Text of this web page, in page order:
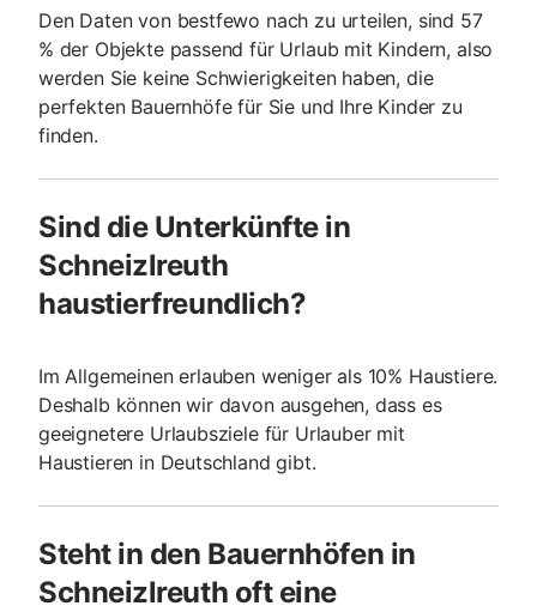
Den Daten von bestfewo nach zu urteilen, sind 57
% der Objekte passend für Urlaub mit Kindern, also
werden Sie keine Schwierigkeiten haben, die
perfekten Bauernhöfe für Sie und Ihre Kinder zu
finden.
Sind die Unterkünfte in
Schneizlreuth
haustierfreundlich?
Im Allgemeinen erlauben weniger als 10% Haustiere.
Deshalb können wir davon ausgehen, dass es
geeignetere Urlaubsziele für Urlauber mit
Haustieren in Deutschland gibt.
Steht in den Bauernhöfen in
Schneizlreuth oft eine